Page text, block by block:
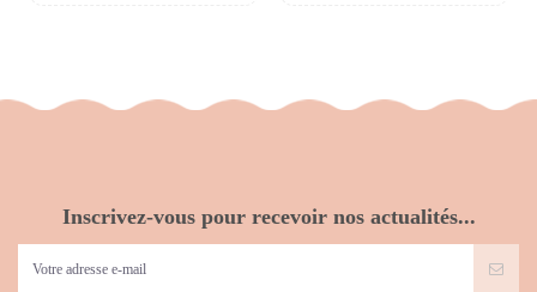
Inscrivez-vous pour recevoir nos actualités...